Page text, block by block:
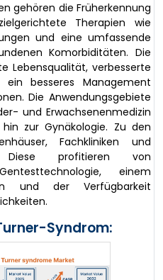
gehören die Früherkennung
Therapien wie
und eine umfassende
Komorbiditäten. Die
Lebensqualität, verbesserte
ein besseres Management
Die Anwendungsgebiete
und Erwachsenenmedizin
zur Gynäkologie. Zu den
Fachkliniken und
Diese profitieren von
einem
und der Verfügbarkeit
Syndrom: